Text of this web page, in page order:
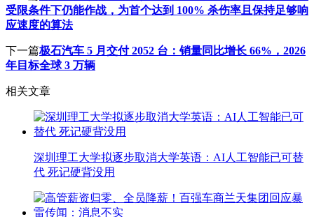
受限条件下仍能作战，为首个达到 100% 杀伤率且保持足够响
应速度的算法
下一篇极石汽车 5 月交付 2052 台：销量同比增长 66%，2026
年目标全球 3 万辆
相关文章
深圳理工大学拟逐步取消大学英语：AI人工智能已可替
代 死记硬背没用